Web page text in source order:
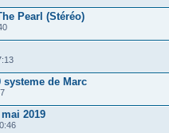
Pearl (Stéréo)
systeme de Marc
2019